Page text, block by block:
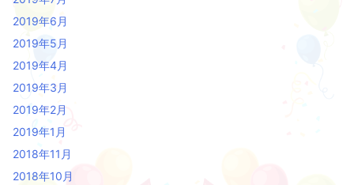
2019年6月
2019年5月
2019年4月
2019年3月
2019年2月
2019年1月
2018年11月
2018年10月